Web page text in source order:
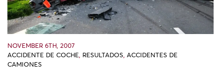
NOVEMBER 6TH, 2007
ACCIDENTE DE COCHE, RESULTADOS, ACCIDENTES DE
CAMIONES